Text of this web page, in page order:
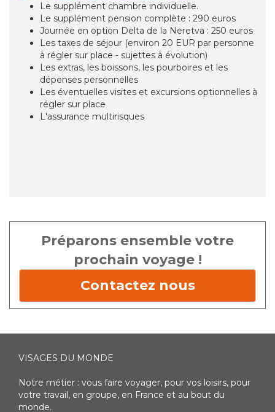
Le supplément chambre individuelle.
Le supplément pension complète : 290 euros
Journée en option Delta de la Neretva : 250 euros
Les taxes de séjour (environ 20 EUR par personne
à régler sur place - sujettes à évolution)
Les extras, les boissons, les pourboires et les
dépenses personnelles
Les éventuelles visites et excursions optionnelles à
régler sur place
L'assurance multirisques
Préparons ensemble votre
prochain voyage !
Contactez nous
VISAGES DU MONDE
Notre métier : vous faire voyager, pour vos loisirs, pour
votre travail, en groupe, en France et au bout du
monde.